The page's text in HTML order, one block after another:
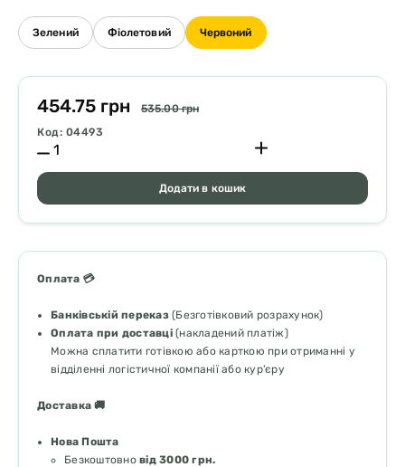
Зелений Фіолетовий Червоний
454.75 грн
535.00 грн
Код: 04493
Додати в кошик
Оплата 💳
Банківській переказ(Безготівковий розрахунок)
Оплата при доставці(накладений платіж)
Можна сплатити готівкою або карткою при отриманні у
відділенні логістичної компанії або кур’єру
Доставка 🚚
Нова Пошта
Безкоштовно від 3000 грн.